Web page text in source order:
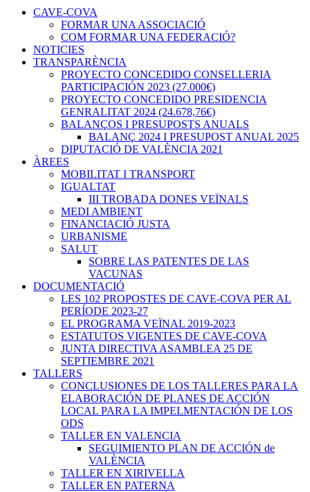
CAVE-COVA
FORMAR UNA ASSOCIACIÓ
COM FORMAR UNA FEDERACIÓ?
NOTICIES
TRANSPARÈNCIA
PROYECTO CONCEDIDO CONSELLERIA
PARTICIPACIÓN 2023 (27.000€)
PROYECTO CONCEDIDO PRESIDENCIA
GENRALITAT 2024 (24.678,76€)
BALANÇOS I PRESUPOSTS ANUALS
BALANÇ 2024 I PRESUPOST ANUAL 2025
DIPUTACIÓ DE VALÈNCIA 2021
ÀREES
MOBILITAT I TRANSPORT
IGUALTAT
III TROBADA DONES VEÏNALS
MEDI AMBIENT
FINANCIACIÓ JUSTA
URBANISME
SALUT
SOBRE LAS PATENTES DE LAS
VACUNAS
DOCUMENTACIÓ
LES 102 PROPOSTES DE CAVE-COVA PER AL
PERÍODE 2023-27
EL PROGRAMA VEÏNAL 2019-2023
ESTATUTOS VIGENTES DE CAVE-COVA
JUNTA DIRECTIVA ASAMBLEA 25 DE
SEPTIEMBRE 2021
TALLERS
CONCLUSIONES DE LOS TALLERES PARA LA
ELABORACIÓN DE PLANES DE ACCIÓN
LOCAL PARA LA IMPELMENTACIÓN DE LOS
ODS
TALLER EN VALENCIA
SEGUIMIENTO PLAN DE ACCIÓN de
VALÈNCIA
TALLER EN XIRIVELLA
TALLER EN PATERNA